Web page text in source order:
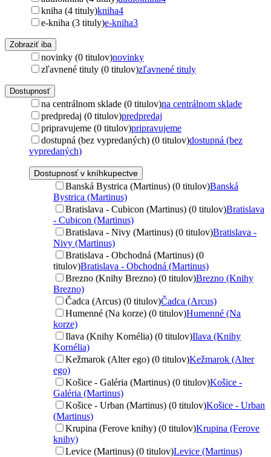
kniha (4 tituly)kniha4
e-kniha (3 tituly)e-kniha3
Zobraziť iba
novinky (0 titulov)novinky
zľavnené tituly (0 titulov)zľavnené tituly
Dostupnosť
na centrálnom sklade (0 titulov)na centrálnom sklade
predpredaj (0 titulov)predpredaj
pripravujeme (0 titulov)pripravujeme
dostupná (bez vypredaných) (0 titulov)dostupná (bez
vypredaných)
Dostupnosť v kníhkupectve
Banská Bystrica (Martinus) (0 titulov)Banská
Bystrica (Martinus)
Bratislava - Cubicon (Martinus) (0 titulov)Bratislava
- Cubicon (Martinus)
Bratislava - Nivy (Martinus) (0 titulov)Bratislava -
Nivy (Martinus)
Bratislava - Obchodná (Martinus) (0
titulov)Bratislava - Obchodná (Martinus)
Brezno (Knihy Brezno) (0 titulov)Brezno (Knihy
Brezno)
Čadca (Arcus) (0 titulov)Čadca (Arcus)
Humenné (Na korze) (0 titulov)Humenné (Na
korze)
Ilava (Knihy Kornélia) (0 titulov)Ilava (Knihy
Kornélia)
Kežmarok (Alter ego) (0 titulov)Kežmarok (Alter
ego)
Košice - Galéria (Martinus) (0 titulov)Košice -
Galéria (Martinus)
Košice - Urban (Martinus) (0 titulov)Košice - Urban
(Martinus)
Krupina (Ferove knihy) (0 titulov)Krupina (Ferove
knihy)
Levice (Martinus) (0 titulov)Levice (Martinus)